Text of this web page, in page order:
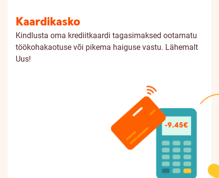
Kaardikasko
Kindlusta oma krediitkaardi tagasimaksed ootamatu
töökohakaotuse või pikema haiguse vastu. Lähemalt
Uus!